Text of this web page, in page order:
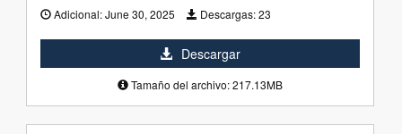
Adicional:June 30, 2025 Descargas:23
Descargar
Tamaño del archivo: 217.13MB